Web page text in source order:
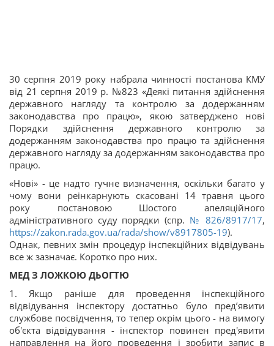
30 серпня 2019 року набрала чинності постанова КМУ
від 21 серпня 2019 р. №823 «Деякі питання здійснення
державного нагляду та контролю за додержанням
законодавства про працю», якою затверджено нові
Порядки здійснення державного контролю за
додержанням законодавства про працю та здійснення
державного нагляду за додержанням законодавства про
працю.
«Нові» - це надто гучне визначення, оскільки багато у
чому вони реінкарнують скасовані 14 травня цього
року постановою Шостого апеляційного
адміністративного суду порядки (спр. № 826/8917/17,
https://zakon.rada.gov.ua/rada/show/v8917805-19).
Однак, певних змін процедур інспекційних відвідувань
все ж зазначає. Коротко про них.
МЕД З ЛОЖКОЮ ДЬОГТЮ
1. Якщо раніше для проведення інспекційного
відвідування інспектору достатньо було пред’явити
службове посвідчення, то тепер окрім цього - на вимогу
об'єкта відвідування - інспектор повинен пред'явити
направлення на його проведення і зробити запис в